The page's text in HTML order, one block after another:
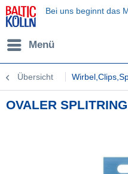
Bei uns beginnt das
Menü
Übersicht
OVALER